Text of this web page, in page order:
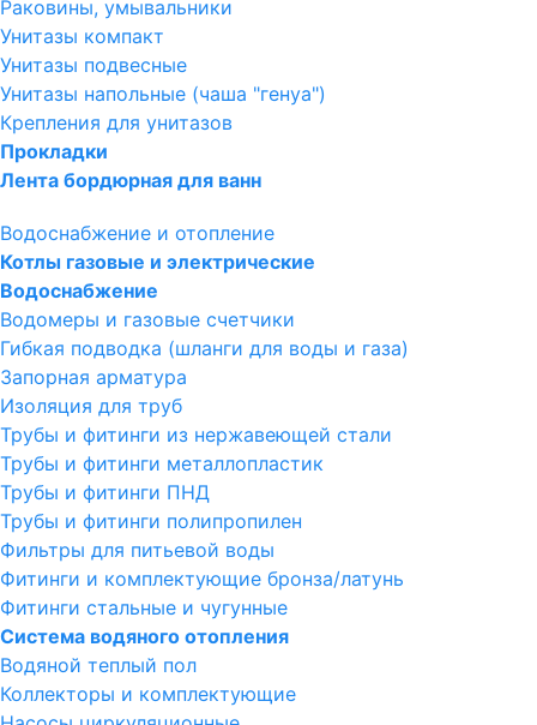
Раковины, умывальники
Унитазы компакт
Унитазы подвесные
Унитазы напольные (чаша "генуа")
Крепления для унитазов
Прокладки
Лента бордюрная для ванн
Водоснабжение и отопление
Котлы газовые и электрические
Водоснабжение
Водомеры и газовые счетчики
Гибкая подводка (шланги для воды и газа)
Запорная арматура
Изоляция для труб
Трубы и фитинги из нержавеющей стали
Трубы и фитинги металлопластик
Трубы и фитинги ПНД
Трубы и фитинги полипропилен
Фильтры для питьевой воды
Фитинги и комплектующие бронза/латунь
Фитинги стальные и чугунные
Система водяного отопления
Водяной теплый пол
Коллекторы и комплектующие